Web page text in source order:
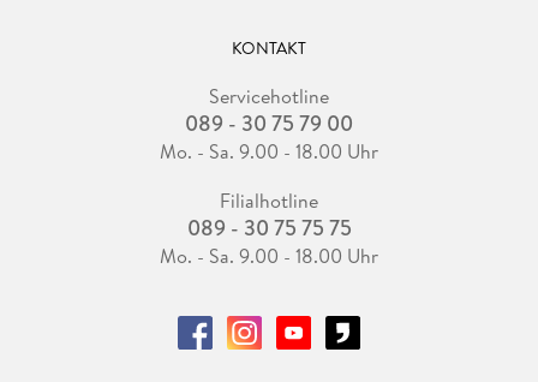
KONTAKT
Servicehotline
089 - 30 75 79 00
Mo. - Sa. 9.00 - 18.00 Uhr
Filialhotline
089 - 30 75 75 75
Mo. - Sa. 9.00 - 18.00 Uhr